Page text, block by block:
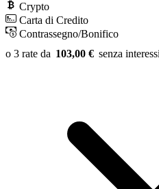
Crypto
Carta di Credito
Contrassegno/Bonifico
103,00 €